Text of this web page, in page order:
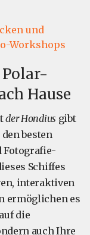
und
Workshops
Hause
der Hondius gibt
besten
Fotografie-
Schiffes
interaktiven
ermöglichen es
die
auch Ihre